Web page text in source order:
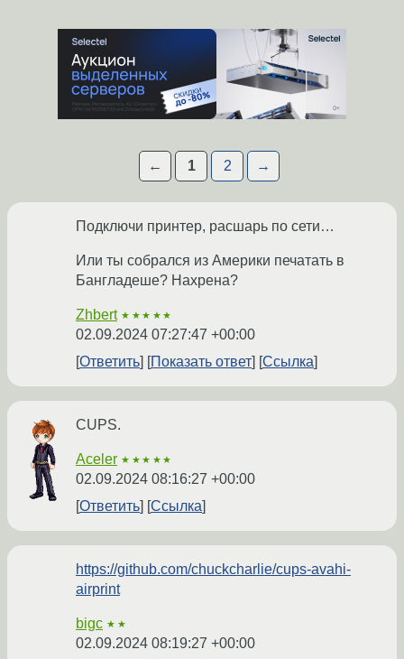
← 1 2 →
Подключи принтер, расшарь по сети…
Или ты собрался из Америки печатать в
Бангладеше? Нахрена?
Zhbert ★★★★★
02.09.2024 07:27:47 +00:00
Ответить
Показать ответ Ссылка
CUPS.
Aceler ★★★★★
02.09.2024 08:16:27 +00:00
Ответить
Ссылка
https://github.com/chuckcharlie/cups-avahi-
airprint
bigc ★★
02.09.2024 08:19:27 +00:00